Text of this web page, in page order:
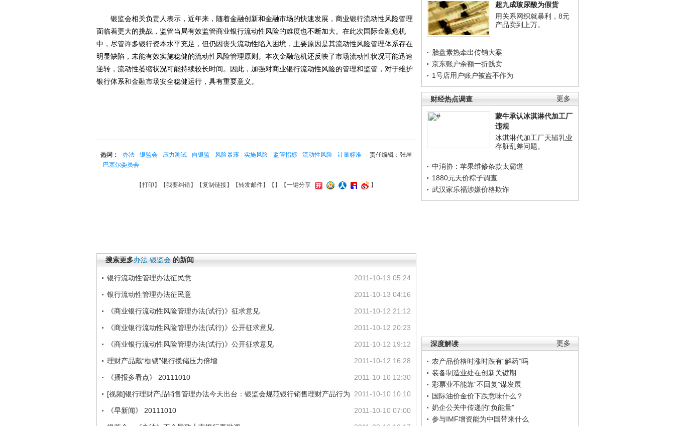
超九成玻尿酸为假货
用关系网织就暴利，8元
产品卖到上万。
胎盘素热牵出传销大案
京东账户余额一折贱卖
1号店用户账户被盗不作为
更多
财经热点调查
蒙牛承认冰淇淋代加工厂
违规
冰淇淋代加工厂天辅乳业
存脏乱差问题。
中消协：苹果维修条款太霸道
1880元天价粽子调查
武汉家乐福涉嫌价格欺诈
更多
深度解读
农产品价格时涨时跌有“解药”吗
装备制造业处在创新关键期
彩票业不能靠“不回复”谋发展
国际油价金价下跌意味什么？
奶企公关中传递的“负能量”
参与IMF增资能为中国带来什么
银监会相关负责人表示，近年来，随着金融创新和金融市场的快速发展，商业银行流动性风险管理
面临着更大的挑战，监管当局有效监管商业银行流动性风险的难度也不断加大。在此次国际金融危机
中，尽管许多银行资本水平充足，但仍因丧失流动性陷入困境，主要原因是其流动性风险管理体系存在
明显缺陷，未能有效实施稳健的流动性风险管理原则。本次金融危机还反映了市场流动性状况可能迅速
逆转，流动性萎缩状况可能持续较长时间。因此，加强对商业银行流动性风险的管理和监管，对于维护
银行体系和金融市场安全稳健运行，具有重要意义。
责任编辑：张崖
热词： 办法 银监会 压力测试 向银监 风险暴露 实施风险 监管指标 流动性风险
计量标准
巴塞尔委员会
【打印 】【我要纠错】【复制链接】【转发邮件】【 】 【一键分享 】
搜索更多办法 银监会 的新闻
2011-10-13 05:24
银行流动性管理办法征民意
2011-10-13 04:16
银行流动性管理办法征民意
2011-10-12 21:12
《商业银行流动性风险管理办法(试行)》征求意见
2011-10-12 20:23
《商业银行流动性风险管理办法(试行)》公开征求意见
2011-10-12 19:12
《商业银行流动性风险管理办法(试行)》公开征求意见
2011-10-12 16:28
理财产品戴“枷锁”银行揽储压力倍增
2011-10-10 12:30
《播报多看点》 20111010
2011-10-10 10:10
[视频]银行理财产品销售管理办法今天出台：银监会规范银行销售理财产品行为
2011-10-10 07:00
《早新闻》 20111010